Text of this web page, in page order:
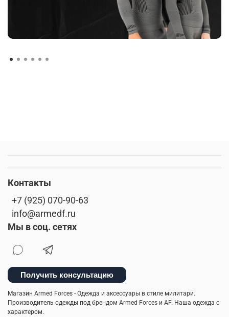
Контакты
+7 (925) 070-90-63
info@armedf.ru
Мы в соц. сетях
Получить консультацию
Магазин Armed Forces - Одежда и аксессуары в стиле милитари.
Производитель одежды под брендом Armed Forces и AF. Наша одежда с
характером.